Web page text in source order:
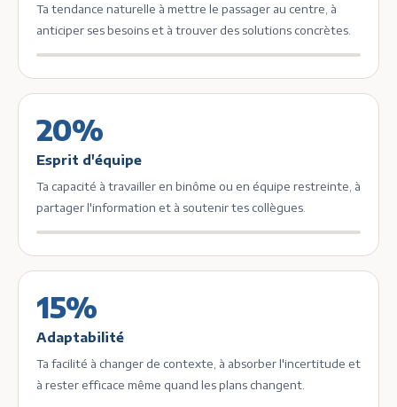
Ta tendance naturelle à mettre le passager au centre, à
anticiper ses besoins et à trouver des solutions concrètes.
20%
Esprit d'équipe
Ta capacité à travailler en binôme ou en équipe restreinte, à
partager l'information et à soutenir tes collègues.
15%
Adaptabilité
Ta facilité à changer de contexte, à absorber l'incertitude et
à rester efficace même quand les plans changent.